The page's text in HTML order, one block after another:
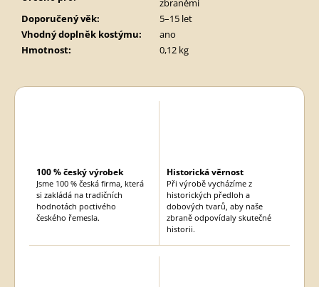
zbraněmi
Doporučený věk:
5–15 let
Vhodný doplněk kostýmu:
ano
Hmotnost: 0,12 kg
100 % český výrobek
Jsme 100 % česká firma, která
si zakládá na tradičních
hodnotách poctivého
českého řemesla.
Historická věrnost
Při výrobě vycházíme z
historických předloh a
dobových tvarů, aby naše
zbraně odpovídaly skutečné
historii.